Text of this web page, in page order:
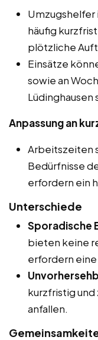
Umzugshelfer
häufig
plötzliche
Einsätze
sowie an
Anpassung an
Arbeitszeiten
Bedürfnisse
erfordern ein
Unterschiede
Sporadische
bieten keine
erfordern
kurzfristig
anfallen.